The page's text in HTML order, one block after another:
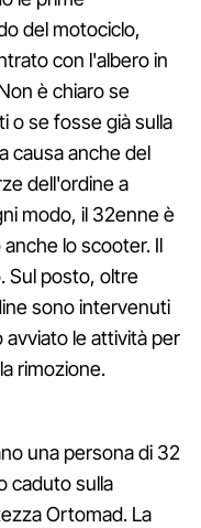
del motociclo,
con l'albero in
è chiaro se
o se fosse già sulla
causa anche del
dell'ordine a
modo, il 32enne è
lo scooter. Il
Sul posto, oltre
sono intervenuti
avviato le attività per
rimozione.
una persona di 32
caduto sulla
Ortomad. La